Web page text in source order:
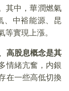
其中，華潤燃氣
、中裕能源、昆
實現上漲。
高股息概念是其
情緒亢奮，内銀
在一些高低切換